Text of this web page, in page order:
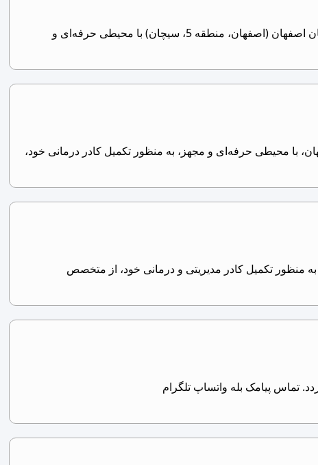
استخدام دستیار دندانپزشک – مجموعه معتبر در اصفهان (منطقه 5، سیچان) یک مجموعه معتبر در استان اصفهان (اصفهان، منطقه 5، سیچان) با محیطی حرفه‌ای و
با محیطی حرفه‌ای و مجهز، به منظور تکمیل کادر درمانی خود،
منظور تکمیل کادر مدیریتی و درمانی خود، از متخصص
تماس پیامک بله واتساپ تلگرام